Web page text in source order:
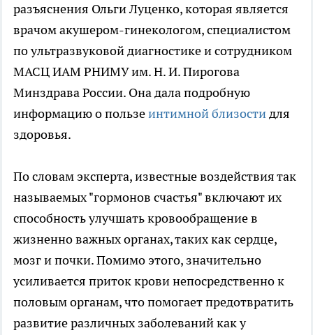
разъяснения Ольги Луценко, которая является
врачом акушером-гинекологом, специалистом
по ультразвуковой диагностике и сотрудником
МАСЦ ИАМ РНИМУ им. Н. И. Пирогова
Минздрава России. Она дала подробную
информацию о пользеинтимной близостидля
здоровья.
По словам эксперта, известные воздействия так
называемых "гормонов счастья" включают их
способность улучшать кровообращение в
жизненно важных органах, таких как сердце,
мозг и почки. Помимо этого, значительно
усиливается приток крови непосредственно к
половым органам, что помогает предотвратить
развитие различных заболеваний как у